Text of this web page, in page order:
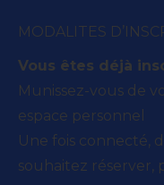
MODALITES
Vous êtes déjà
Munissez-vous de
espace personnel
Une fois connecté,
souhaitez réserver,